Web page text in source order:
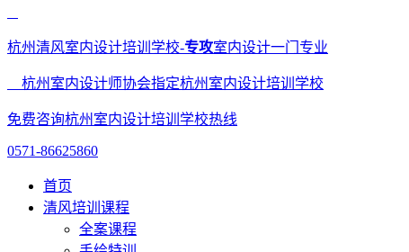
杭州清风室内设计培训学校-专攻室内设计一门专业
杭州室内设计师协会指定杭州室内设计培训学校
免费咨询杭州室内设计培训学校热线
0571-86625860
首页
清风培训课程
全案课程